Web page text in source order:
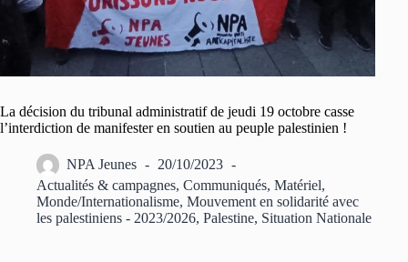
La décision du tribunal administratif de jeudi 19 octobre casse
l’interdiction de manifester en soutien au peuple palestinien !
NPA Jeunes
20/10/2023
Actualités & campagnes, Communiqués, Matériel,
Monde/Internationalisme, Mouvement en solidarité avec
les palestiniens - 2023/2026, Palestine, Situation Nationale